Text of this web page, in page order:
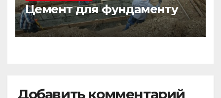
Цемент для фундаменту
Добавить комментарий